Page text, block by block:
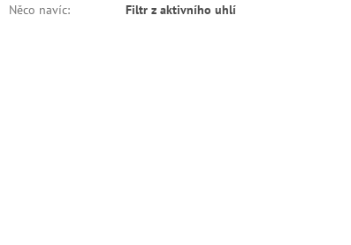
Něco navíc: Filtr z aktivního uhlí